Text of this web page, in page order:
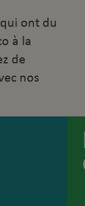
ont du
à la
de
nos